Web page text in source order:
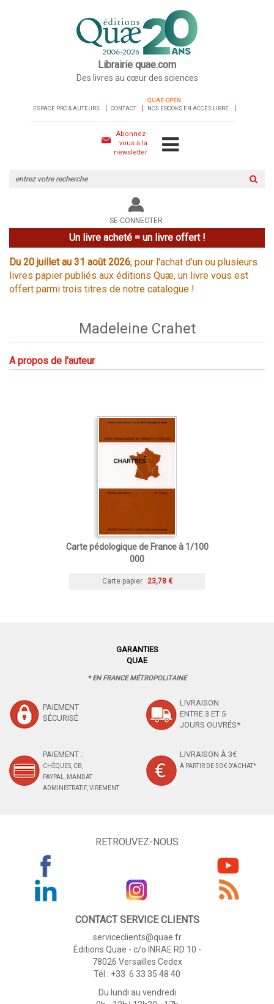
Librairie quae.com
Des livres au cœur des sciences
ESPACE PRO & AUTEURS CONTACT
QUAE-OPEN
NOS EBOOKS EN ACCÈS LIBRE
Abonnez-
vous à la
newsletter
le
site
SE CONNECTER
Un livre acheté = un livre offert !
Du 20 juillet au 31 août 2026, pour l'achat d'un ou plusieurs
livres papier publiés aux éditions Quæ, un livre vous est
offert parmi trois titres de notre catalogue !
Madeleine Crahet
A propos de l'auteur
Carte pédologique de France à 1/100
000
Carte papier 23,78 €
GARANTIES
QUAE
* EN FRANCE MÉTROPOLITAINE
PAIEMENT
SÉCURISÉ
LIVRAISON
ENTRE 3 ET 5
JOURS OUVRÉS*
PAIEMENT :
CHÈQUES, CB,
PAYPAL, MANDAT
ADMINISTRATIF, VIREMENT
LIVRAISON À 3€
À PARTIR DE 50 € D'ACHAT*
RETROUVEZ-NOUS
CONTACT SERVICE CLIENTS
serviceclients@quae.fr
Éditions Quae - c/o INRAE RD 10 -
78026 Versailles Cedex
Tél : +33 6 33 35 48 40
Du lundi au vendredi